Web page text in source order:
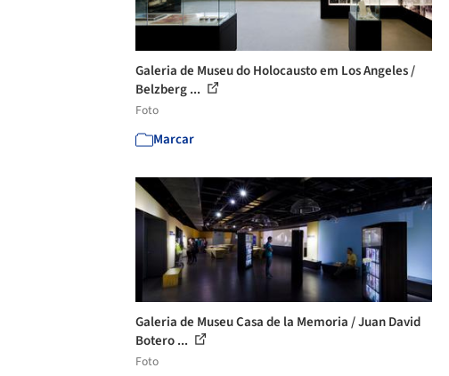
Galeria de Museu do Holocausto em Los Angeles /
Belzberg ...
Foto
Marcar
Galeria de Museu Casa de la Memoria / Juan David
Botero ...
Foto